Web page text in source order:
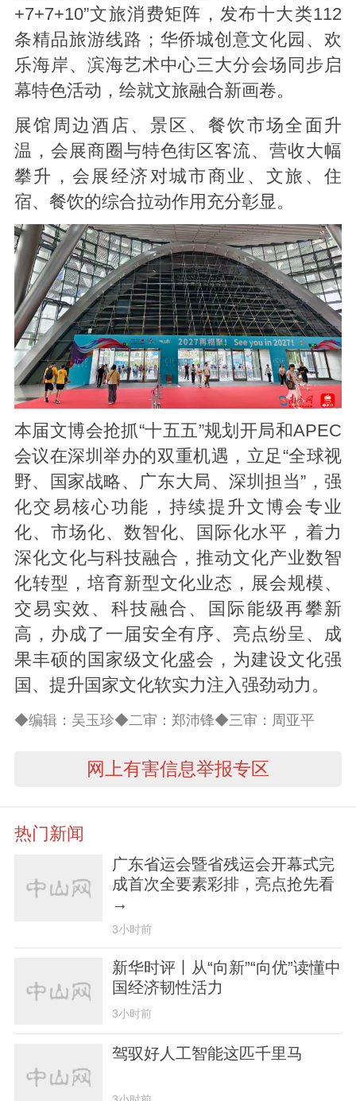
+7+7+10”文旅消费矩阵，发布十大类112
条精品旅游线路；华侨城创意文化园、欢
乐海岸、滨海艺术中心三大分会场同步启
幕特色活动，绘就文旅融合新画卷。
展馆周边酒店、景区、餐饮市场全面升
温，会展商圈与特色街区客流、营收大幅
攀升，会展经济对城市商业、文旅、住
宿、餐饮的综合拉动作用充分彰显。
本届文博会抢抓“十五五”规划开局和APEC
会议在深圳举办的双重机遇，立足“全球视
野、国家战略、广东大局、深圳担当”，强
化交易核心功能，持续提升文博会专业
化、市场化、数智化、国际化水平，着力
深化文化与科技融合，推动文化产业数智
化转型，培育新型文化业态，展会规模、
交易实效、科技融合、国际能级再攀新
高，办成了一届安全有序、亮点纷呈、成
果丰硕的国家级文化盛会，为建设文化强
国、提升国家文化软实力注入强劲动力。
◆编辑：吴玉珍◆二审：郑沛锋◆三审：周亚平
网上有害信息举报专区
热门新闻
广东省运会暨省残运会开幕式完
成首次全要素彩排，亮点抢先看
→
3小时前
新华时评丨从“向新”“向优”读懂中
国经济韧性活力
3小时前
驾驭好人工智能这匹千里马